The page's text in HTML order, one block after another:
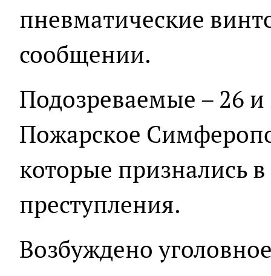
пневматические
сообщении.
Подозреваемые – 26
Пожарское
которые признались
преступления.
Возбуждено